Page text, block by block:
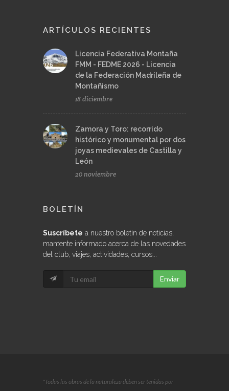
ARTÍCULOS RECIENTES
Licencia Federativa Montaña
FMM - FEDME 2026 - Licencia
de la Federación Madrileña de
Montañismo
18 diciembre
Zamora y Toro: recorrido
histórico y monumental por dos
joyas medievales de Castilla y
León
20 noviembre
BOLETÍN
Suscríbete a nuestro boletín de noticias,
mantente informado acerca de las novedades
del club, viajes, actividades, cursos...
Enviar
"Todas las obras de la naturaleza deben ser tenidas por